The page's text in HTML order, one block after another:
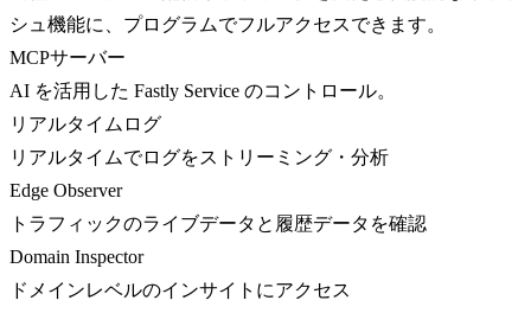
シュ機能に、プログラムでフルアクセスできます。
MCPサーバー
AI を活用した Fastly Service のコントロール。
リアルタイムログ
リアルタイムでログをストリーミング・分析
Edge Observer
トラフィックのライブデータと履歴データを確認
Domain Inspector
ドメインレベルのインサイトにアクセス